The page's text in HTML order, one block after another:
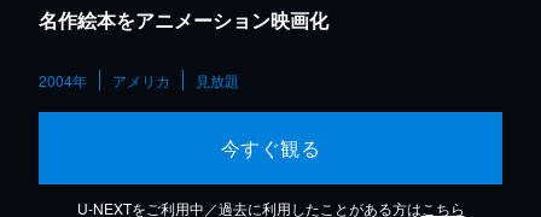
名作絵本をアニメーション映画化
2004年 アメリカ 見放題
今すぐ観る
U-NEXTをご利用中／過去に利用したことがある方は こちら